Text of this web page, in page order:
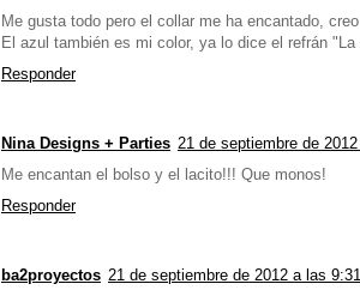
Me gusta todo pero el collar me ha encantado,
El azul también es mi color, ya lo dice el refrán "La
Responder
Nina Designs + Parties 21 de septiembre de
Me encantan el bolso y el lacito!!! Que monos!
Responder
ba2proyectos 21 de septiembre de 2012 a las 9:31